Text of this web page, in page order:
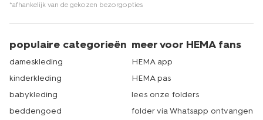
*afhankelijk van de gekozen bezorgopties
populaire categorieën
dameskleding
kinderkleding
babykleding
beddengoed
meer voor HEMA fans
HEMA app
HEMA pas
lees onze folders
folder via Whatsapp ontvangen